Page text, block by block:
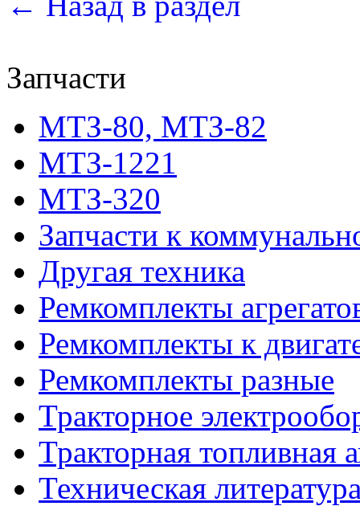
Запчасти
МТЗ-80, МТЗ-82
МТЗ-1221
МТЗ-320
Запчасти к
Другая техника
Ремкомплекты
Ремкомплекты к
Ремкомплекты разные
Тракторное
Тракторная топливная
Техническая